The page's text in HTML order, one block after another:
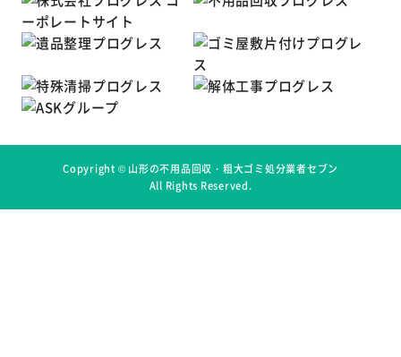
Copyright © 山形の不用品回収・粗大ゴミ処分業者セブン
All Rights Reserved.